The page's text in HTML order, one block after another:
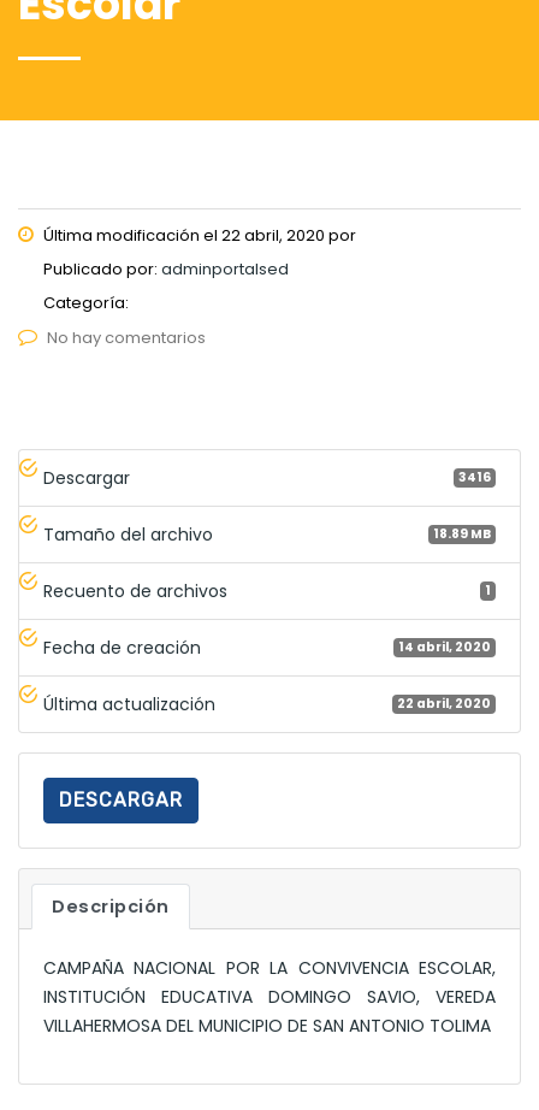
Última modificación el 22 abril, 2020 por
Publicado por: adminportalsed
Categoría:
No hay comentarios
Descargar 3416
Tamaño del archivo 18.89 MB
Recuento de archivos 1
Fecha de creación 14 abril, 2020
Última actualización 22 abril, 2020
DESCARGAR
Descripción
CAMPAÑA NACIONAL POR LA CONVIVENCIA ESCOLAR,
INSTITUCIÓN EDUCATIVA DOMINGO SAVIO, VEREDA
VILLAHERMOSA DEL MUNICIPIO DE SAN ANTONIO TOLIMA